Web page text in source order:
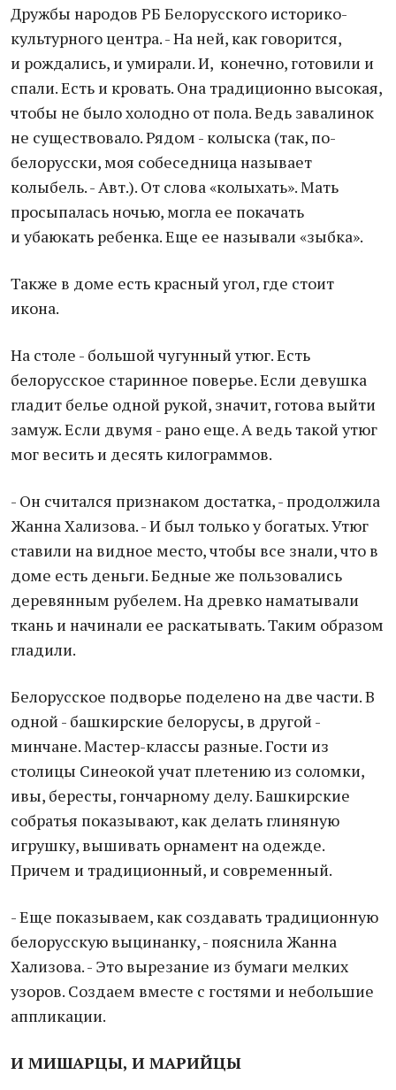
Дружбы народов РБ Белорусского историко-
культурного центра. - На ней, как говорится,
и рождались, и умирали. И, конечно, готовили и
спали. Есть и кровать. Она традиционно высокая,
чтобы не было холодно от пола. Ведь завалинок
не существовало. Рядом - колыска (так, по-
белорусски, моя собеседница называет
колыбель. - Авт.). От слова «колыхать». Мать
просыпалась ночью, могла ее покачать
и убаюкать ребенка. Еще ее называли «зыбка».
Также в доме есть красный угол, где стоит
икона.
На столе - большой чугунный утюг. Есть
белорусское старинное поверье. Если девушка
гладит белье одной рукой, значит, готова выйти
замуж. Если двумя - рано еще. А ведь такой утюг
мог весить и десять килограммов.
- Он считался признаком достатка, - продолжила
Жанна Хализова. - И был только у богатых. Утюг
ставили на видное место, чтобы все знали, что в
доме есть деньги. Бедные же пользовались
деревянным рубелем. На древко наматывали
ткань и начинали ее раскатывать. Таким образом
гладили.
Белорусское подворье поделено на две части. В
одной - башкирские белорусы, в другой -
минчане. Мастер-классы разные. Гости из
столицы Синеокой учат плетению из соломки,
ивы, бересты, гончарному делу. Башкирские
собратья показывают, как делать глиняную
игрушку, вышивать орнамент на одежде.
Причем и традиционный, и современный.
- Еще показываем, как создавать традиционную
белорусскую выцинанку, - пояснила Жанна
Хализова. - Это вырезание из бумаги мелких
узоров. Создаем вместе с гостями и небольшие
аппликации.
И МИШАРЦЫ, И МАРИЙЦЫ